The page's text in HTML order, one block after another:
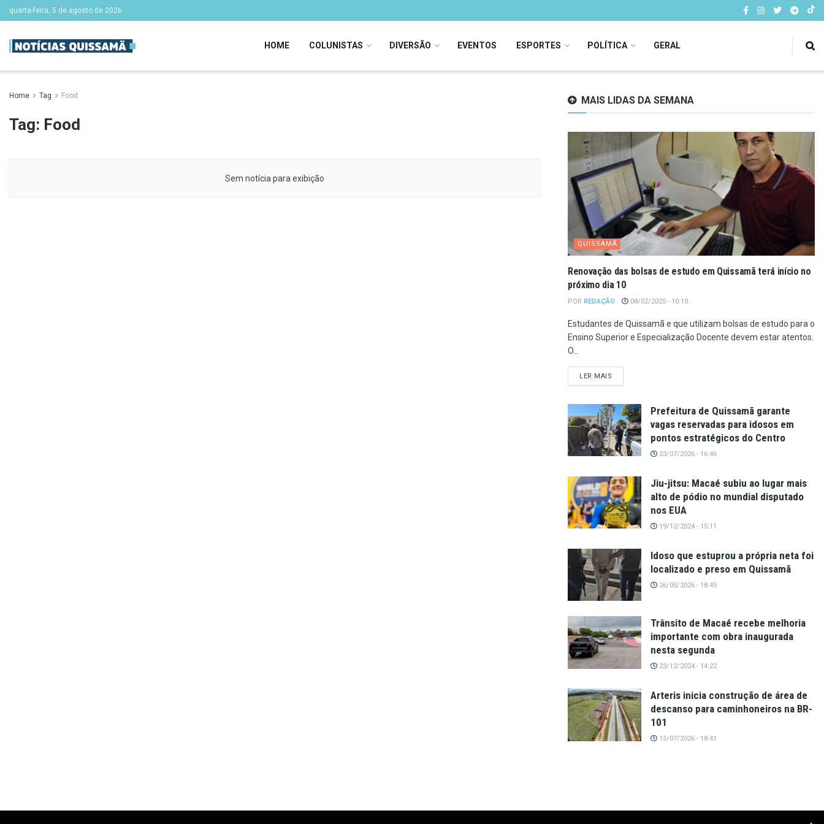
quarta-feira, 5 de agosto de 2026
HOME COLUNISTAS DIVERSÃO EVENTOS ESPORTES POLÍTICA GERAL
Home Tag Food
Tag: Food
Sem notícia para exibição
MAIS LIDAS DA SEMANA
QUISSAMÃ
Renovação das bolsas de estudo em Quissamã terá início no
próximo dia 10
POR REDAÇÃO 08/02/2025 - 10:10
Estudantes de Quissamã e que utilizam bolsas de estudo para o
Ensino Superior e Especialização Docente devem estar atentos.
O...
LER MAIS
Prefeitura de Quissamã garante
vagas reservadas para idosos em
pontos estratégicos do Centro
23/07/2026 - 16:46
Jiu-jitsu: Macaé subiu ao lugar mais
alto de pódio no mundial disputado
nos EUA
19/12/2024 - 15:11
Idoso que estuprou a própria neta foi
localizado e preso em Quissamã
26/05/2026 - 18:45
Trânsito de Macaé recebe melhoria
importante com obra inaugurada
nesta segunda
23/12/2024 - 14:22
Arteris inicia construção de área de
descanso para caminhoneiros na BR-
101
15/07/2026 - 18:41